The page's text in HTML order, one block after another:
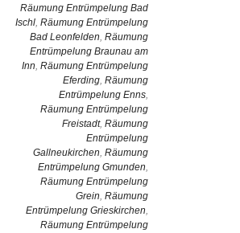
Räumung Entrümpelung Bad
Ischl, Räumung Entrümpelung
Bad Leonfelden, Räumung
Entrümpelung Braunau am
Inn, Räumung Entrümpelung
Eferding, Räumung
Entrümpelung Enns,
Räumung Entrümpelung
Freistadt, Räumung
Entrümpelung
Gallneukirchen, Räumung
Entrümpelung Gmunden,
Räumung Entrümpelung
Grein, Räumung
Entrümpelung Grieskirchen,
Räumung Entrümpelung